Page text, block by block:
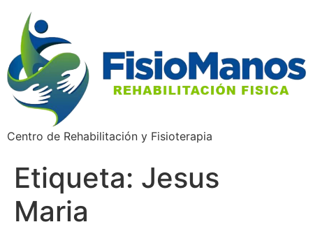
Centro de Rehabilitación y Fisioterapia
Etiqueta: Jesus
Maria